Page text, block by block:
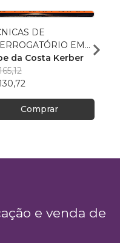
DE
EM
REAL
da Costa Kerber
Comprar
e venda de